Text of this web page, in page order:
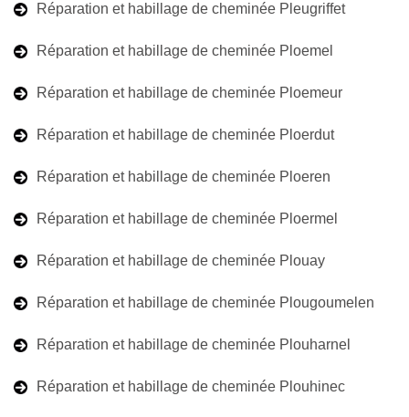
Réparation et habillage de cheminée Pleugriffet
Réparation et habillage de cheminée Ploemel
Réparation et habillage de cheminée Ploemeur
Réparation et habillage de cheminée Ploerdut
Réparation et habillage de cheminée Ploeren
Réparation et habillage de cheminée Ploermel
Réparation et habillage de cheminée Plouay
Réparation et habillage de cheminée Plougoumelen
Réparation et habillage de cheminée Plouharnel
Réparation et habillage de cheminée Plouhinec